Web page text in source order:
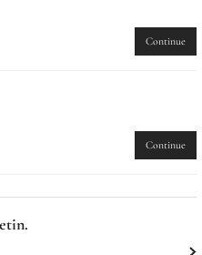
Continue
Continue